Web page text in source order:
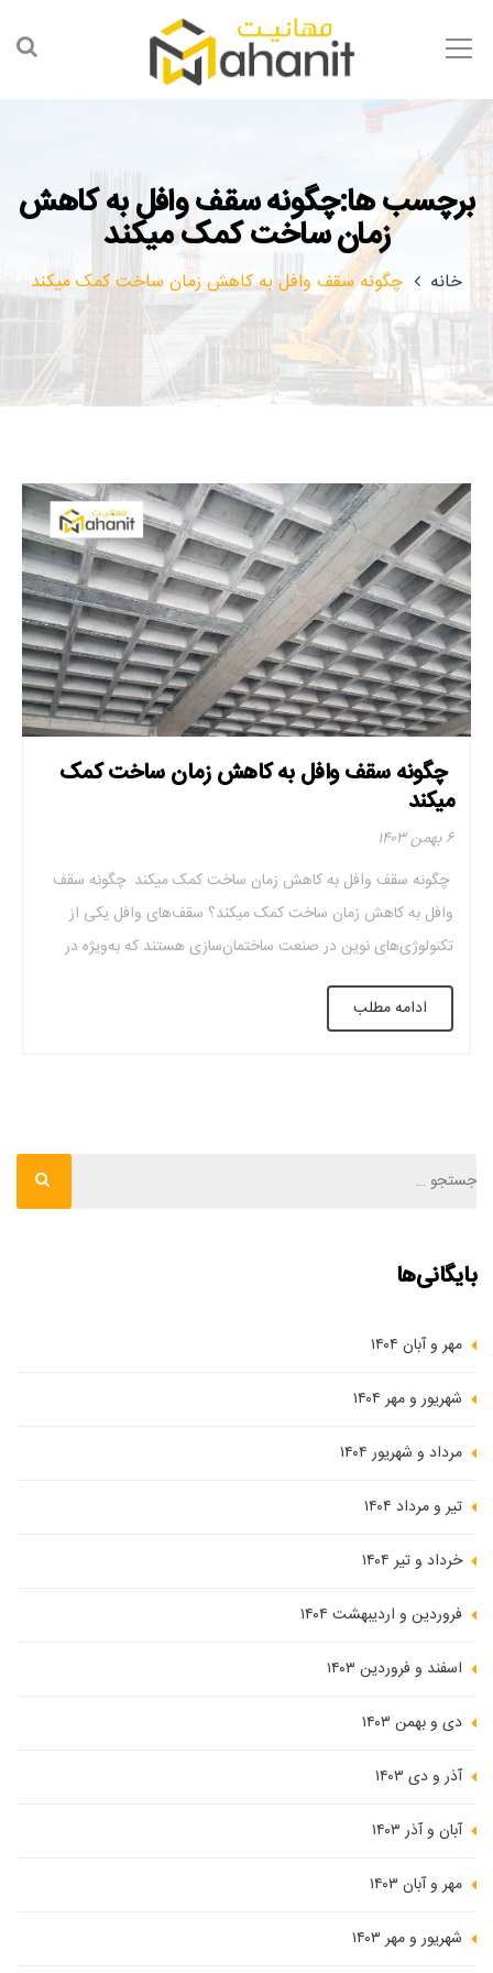
برچسب ها:چگونه سقف وافل به کاهش
زمان ساخت کمک میکند
خانه چگونه سقف وافل به کاهش زمان ساخت کمک میکند
چگونه سقف وافل به کاهش زمان ساخت کمک
میکند
۶ بهمن ۱۴۰۳
چگونه سقف وافل به کاهش زمان ساخت کمک میکند چگونه سقف
وافل به کاهش زمان ساخت کمک میکند؟ سقف‌های وافل یکی از
تکنولوژی‌های نوین در صنعت ساختمان‌سازی هستند که به‌ویژه در
پروژه‌های بزرگ و پیچیده مورد استفاده قرار می‌گیرند. طراحی خاص
این نوع سقف‌ها موجب شده است که آنها به‌عنوان یک راه‌حل مناسب
ادامه مطلب
بایگانی‌ها
مهر و آبان ۱۴۰۴
شهریور و مهر ۱۴۰۴
مرداد و شهریور ۱۴۰۴
تیر و مرداد ۱۴۰۴
خرداد و تیر ۱۴۰۴
فروردین و اردیبهشت ۱۴۰۴
اسفند و فروردین ۱۴۰۳
دی و بهمن ۱۴۰۳
آذر و دی ۱۴۰۳
آبان و آذر ۱۴۰۳
مهر و آبان ۱۴۰۳
شهریور و مهر ۱۴۰۳